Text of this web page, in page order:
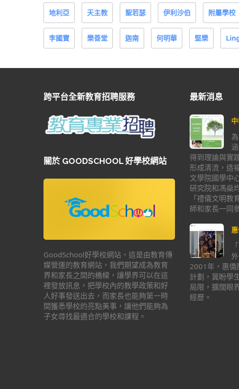
地利亞 天主教 聖若瑟 伊利沙伯 附屬學校
李國寶 樂善堂 迦南 何明華 堅樂
跨平台全新教育招聘服務
關於 GOODSCHOOL 好學校網站
GoodSchool好學校網站，這是由教育傳
媒營運的教育網站，我們期望成為教育
界和家長之間的橋樑，讓學界可以在這
裡發放訊息，把學校內的教學政策和好
人好事發送出去，而家長也能夠第一時
間獲悉學校的亮點美事，讓他們能夠為
子女尋找最適合的學校和課程。
最新消息
得到理論與實
形成清流，造
文學院國學中
研究院和馮燊
「禮儀文明
師和家長一同
2001年，惠僑
計劃，冀盼學
局限，擴闊眼
經歷。